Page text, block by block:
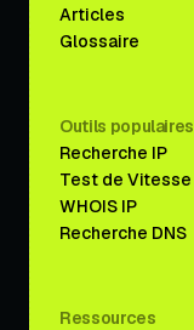
Articles
Glossaire
Outils populaires
Recherche IP
Test de Vitesse
WHOIS IP
Recherche DNS
Ressources